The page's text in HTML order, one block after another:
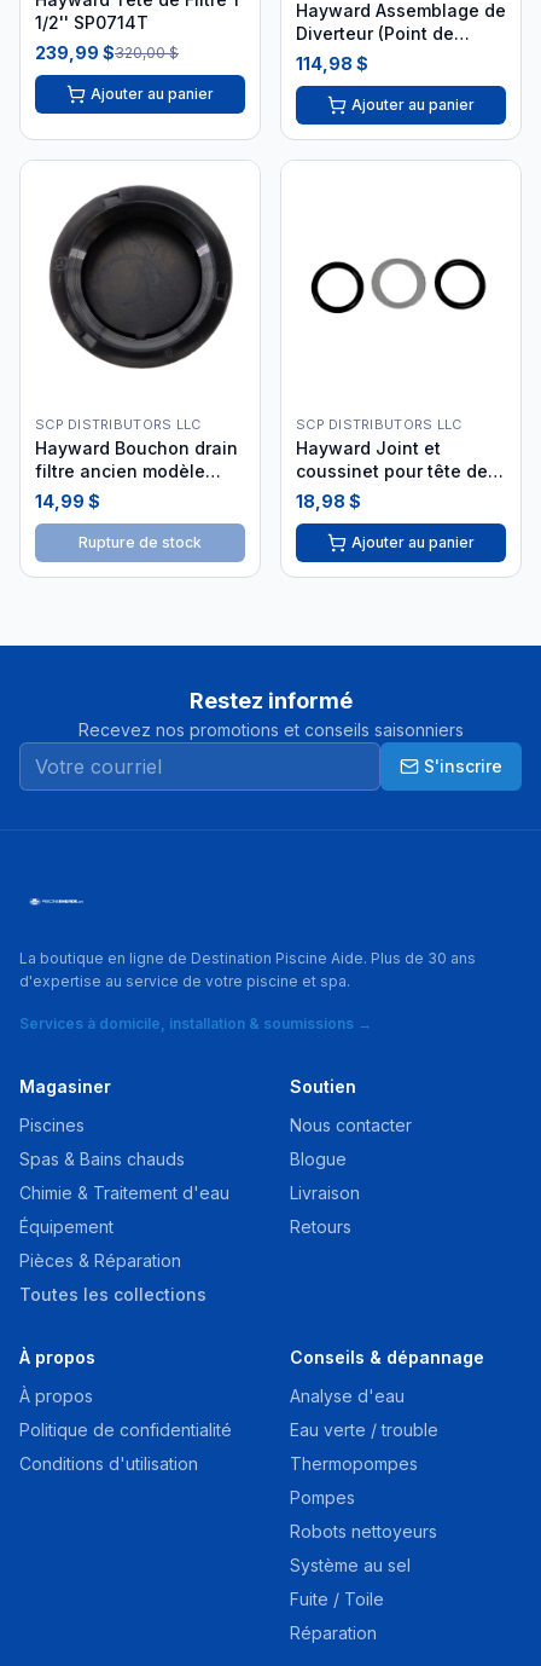
1/2'' SP0714T
239,99 $320,00 $
Ajouter au panier
Hayward Assemblage de
Diverteur (Point de
Tarte) SPX0714CA
114,98 $
Ajouter au panier
SCP DISTRIBUTORS LLC
Hayward Bouchon drain
filtre ancien modèle
SX180HG
14,99 $
Rupture de stock
SCP DISTRIBUTORS LLC
Hayward Joint et
coussinet pour tête de
filtre SP0714T
18,98 $
Ajouter au panier
Restez informé
Recevez nos promotions et conseils saisonniers
S'inscrire
La boutique en ligne de Destination Piscine Aide. Plus de 30 ans
d'expertise au service de votre piscine et spa.
Services à domicile, installation & soumissions →
Magasiner
Piscines
Spas & Bains chauds
Chimie & Traitement d'eau
Équipement
Pièces & Réparation
Toutes les collections
Soutien
Nous contacter
Blogue
Livraison
Retours
À propos
À propos
Politique de confidentialité
Conditions d'utilisation
Conseils & dépannage
Analyse d'eau
Eau verte / trouble
Thermopompes
Pompes
Robots nettoyeurs
Système au sel
Fuite / Toile
Réparation